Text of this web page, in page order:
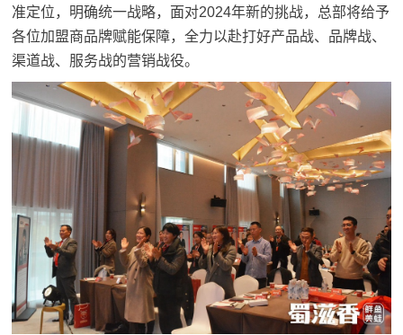
准定位，明确统一战略，面对2024年新的挑战，总部将给予
各位加盟商品牌赋能保障，全力以赴打好产品战、品牌战、
渠道战、服务战的营销战役。